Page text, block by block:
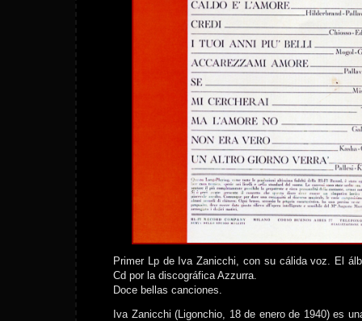
Primer Lp de Iva Zanicchi, con su cálida voz. El
Cd por la discográfica Azzurra.
Doce bellas canciones.
Iva Zanicchi (Ligonchio, 18 de enero de 1940) es